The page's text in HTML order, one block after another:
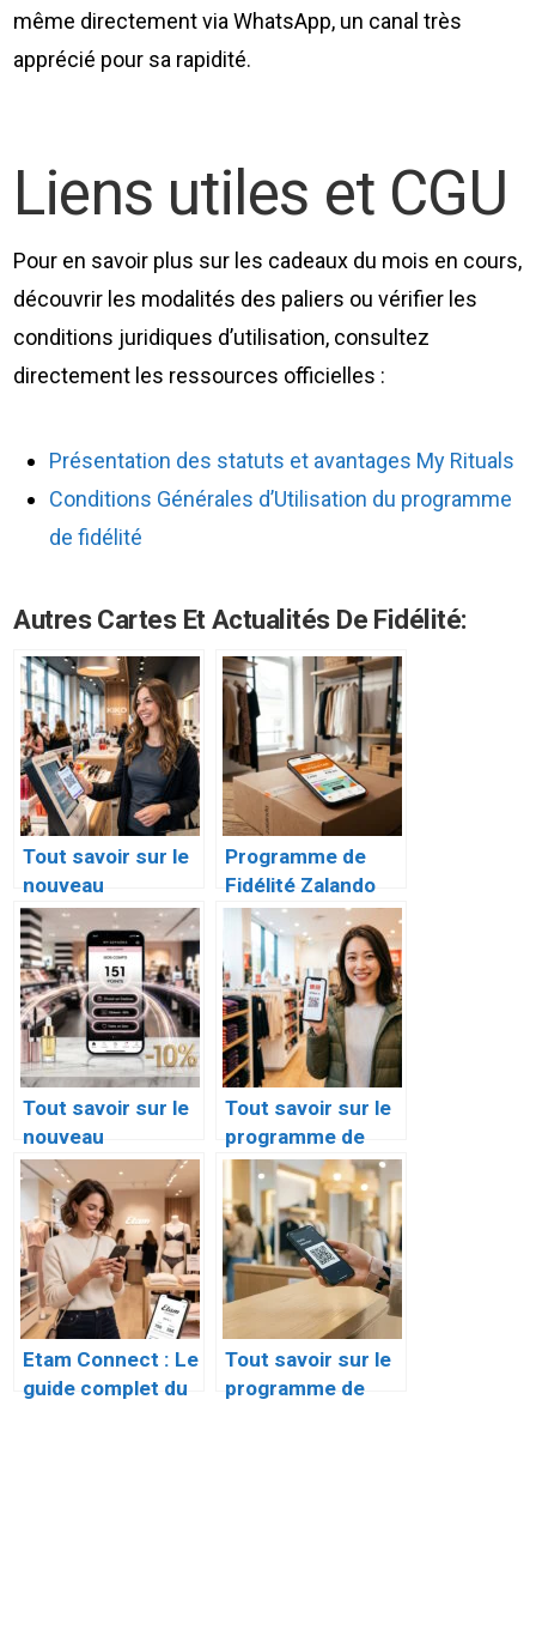
même directement via WhatsApp, un canal très
apprécié pour sa rapidité.
Liens utiles et CGU
Pour en savoir plus sur les cadeaux du mois en cours,
découvrir les modalités des paliers ou vérifier les
conditions juridiques d’utilisation, consultez
directement les ressources officielles :
Présentation des statuts et avantages My Rituals
Conditions Générales d’Utilisation du programme
de fidélité
Autres Cartes Et Actualités De Fidélité:
Tout savoir sur le
nouveau
programme de
fidélité Kiko Milano
: KIKO ME
Programme de
Fidélité Zalando
Plus : Le Guide
Complet
Tout savoir sur le
nouveau
programme de
fidélité : MY
SEPHORA
Tout savoir sur le
programme de
fidélité Uniqlo
(Accès Membre)
Etam Connect : Le
guide complet du
Tout savoir sur le
programme de